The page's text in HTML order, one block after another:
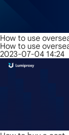
How to use
How to use
2023-07-04 14:24